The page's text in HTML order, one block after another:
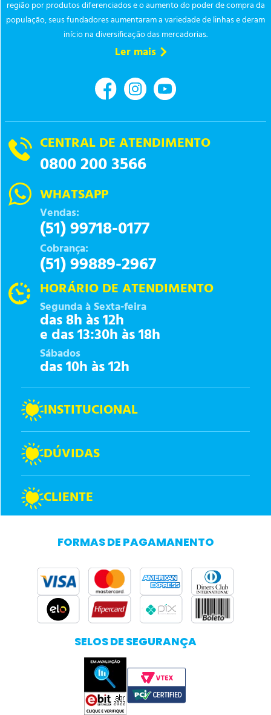
região por produtos diferenciados e o aumento do poder de compra da
população, seus fundadores aumentaram a variedade de linhas e deram
início na diversificação das mercadorias.
Ler mais
CENTRAL DE ATENDIMENTO
0800 200 3566
WHATSAPP
Vendas:
(51) 99718-0177
Cobrança:
(51) 99889-2967
HORÁRIO DE ATENDIMENTO
Segunda à Sexta-feira
das 8h às 12h
e das 13:30h às 18h
Sábados
das 10h às 12h
INSTITUCIONAL
DÚVIDAS
CLIENTE
FORMAS DE PAGAMANENTO
SELOS DE SEGURANÇA